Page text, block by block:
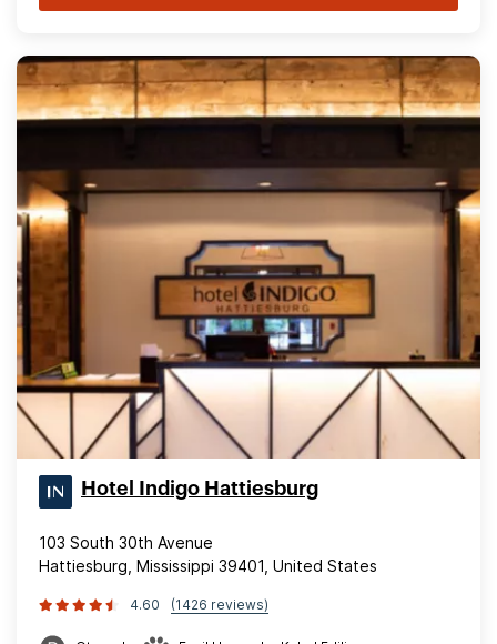
Hotel Indigo Hattiesburg
103 South 30th Avenue
Hattiesburg, Mississippi 39401, United States
4.60 (1426 reviews)